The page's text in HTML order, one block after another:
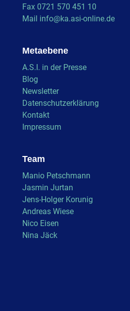
Fax 0721 570 451 10
Mail info@ka.asi-online.de
Metaebene
A.S.I. in der Presse
Blog
Newsletter
Datenschutzerklärung
Kontakt
Impressum
Team
Manio Petschmann
Jasmin Jurtan
Jens-Holger Korunig
Andreas Wiese
Nico Eisen
Nina Jäck